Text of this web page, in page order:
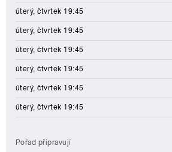
úterý, čtvrtek 19:45
úterý, čtvrtek 19:45
úterý, čtvrtek 19:45
úterý, čtvrtek 19:45
úterý, čtvrtek 19:45
úterý, čtvrtek 19:45
Pořad připravují